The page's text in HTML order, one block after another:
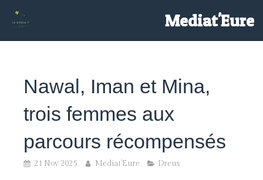
Mediat'Eure
Nawal, Iman et Mina,
trois femmes aux
parcours récompensés
21 Nov 2025 Mediat'Eure Dreux